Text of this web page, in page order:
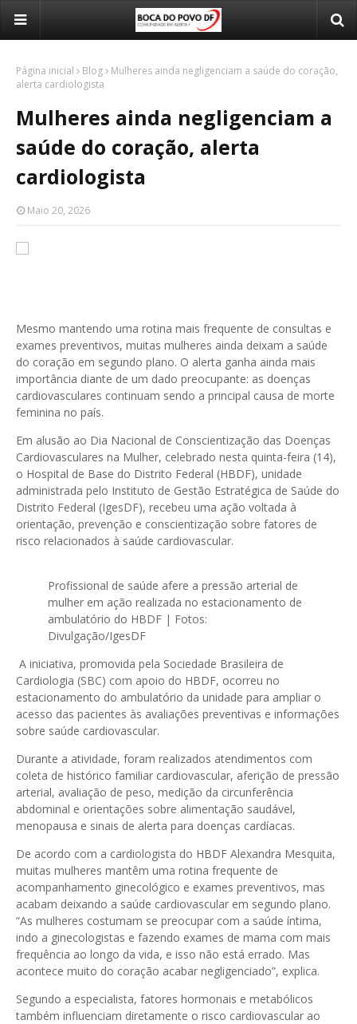
Página inicial Blog
Mulheres ainda negligenciam a saúde do coração,
alerta cardiologista
Mulheres ainda negligenciam a
saúde do coração, alerta
cardiologista
Maio 20, 2026
Mesmo mantendo uma rotina mais frequente de consultas e
exames preventivos, muitas mulheres ainda deixam a saúde
do coração em segundo plano. O alerta ganha ainda mais
importância diante de um dado preocupante: as doenças
cardiovasculares continuam sendo a principal causa de morte
feminina no país.
Em alusão ao Dia Nacional de Conscientização das Doenças
Cardiovasculares na Mulher, celebrado nesta quinta-feira (14),
o Hospital de Base do Distrito Federal (HBDF), unidade
administrada pelo Instituto de Gestão Estratégica de Saúde do
Distrito Federal (IgesDF), recebeu uma ação voltada à
orientação, prevenção e conscientização sobre fatores de
risco relacionados à saúde cardiovascular.
Profissional de saúde afere a pressão arterial de
mulher em ação realizada no estacionamento de
ambulatório do HBDF | Fotos:
Divulgação/IgesDF
A iniciativa, promovida pela Sociedade Brasileira de
Cardiologia (SBC) com apoio do HBDF, ocorreu no
estacionamento do ambulatório da unidade para ampliar o
acesso das pacientes às avaliações preventivas e informações
sobre saúde cardiovascular.
Durante a atividade, foram realizados atendimentos com
coleta de histórico familiar cardiovascular, aferição de pressão
arterial, avaliação de peso, medição da circunferência
abdominal e orientações sobre alimentação saudável,
menopausa e sinais de alerta para doenças cardíacas.
De acordo com a cardiologista do HBDF Alexandra Mesquita,
muitas mulheres mantêm uma rotina frequente de
acompanhamento ginecológico e exames preventivos, mas
acabam deixando a saúde cardiovascular em segundo plano.
“As mulheres costumam se preocupar com a saúde íntima,
indo a ginecologistas e fazendo exames de mama com mais
frequência ao longo da vida, e isso não está errado. Mas
acontece muito do coração acabar negligenciado”, explica.
Segundo a especialista, fatores hormonais e metabólicos
também influenciam diretamente o risco cardiovascular ao